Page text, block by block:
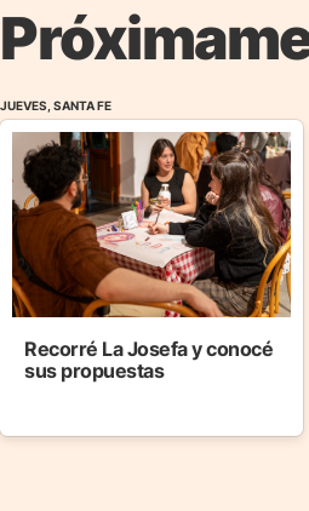
JUEVES, SANTA FE
Recorré La Josefa y conocé
sus propuestas